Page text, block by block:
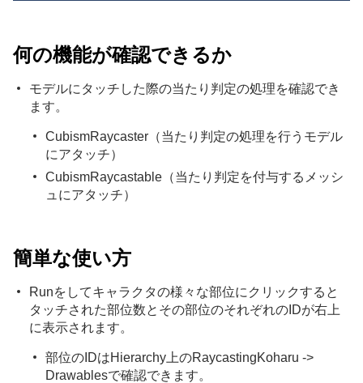
何の機能が確認できるか
モデルにタッチした際の当たり判定の処理を確認でき
ます。
CubismRaycaster（当たり判定の処理を行うモデル
にアタッチ）
CubismRaycastable（当たり判定を付与するメッシ
ュにアタッチ）
簡単な使い方
Runをしてキャラクタの様々な部位にクリックすると
タッチされた部位数とその部位のそれぞれのIDが右上
に表示されます。
部位のIDはHierarchy上のRaycastingKoharu ->
Drawablesで確認できます。